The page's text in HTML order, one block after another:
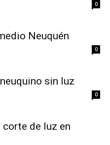
0
Neuquén
0
sin luz
0
corte de luz en